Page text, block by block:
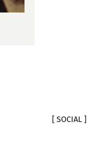
[ SOCIAL ]